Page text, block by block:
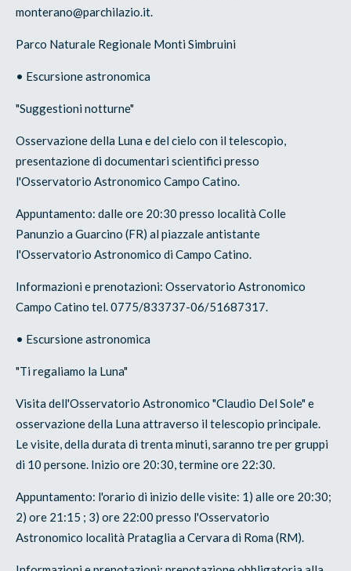
monterano@parchilazio.it.
Parco Naturale Regionale Monti Simbruini
• Escursione astronomica
"Suggestioni notturne"
Osservazione della Luna e del cielo con il telescopio,
presentazione di documentari scientifici presso
l'Osservatorio Astronomico Campo Catino.
Appuntamento: dalle ore 20:30 presso località Colle
Panunzio a Guarcino (FR) al piazzale antistante
l'Osservatorio Astronomico di Campo Catino.
Informazioni e prenotazioni: Osservatorio Astronomico
Campo Catino tel. 0775/833737-06/51687317.
• Escursione astronomica
"Ti regaliamo la Luna"
Visita dell'Osservatorio Astronomico "Claudio Del Sole" e
osservazione della Luna attraverso il telescopio principale.
Le visite, della durata di trenta minuti, saranno tre per gruppi
di 10 persone. Inizio ore 20:30, termine ore 22:30.
Appuntamento: l'orario di inizio delle visite: 1) alle ore 20:30;
2) ore 21:15 ; 3) ore 22:00 presso l'Osservatorio
Astronomico località Prataglia a Cervara di Roma (RM).